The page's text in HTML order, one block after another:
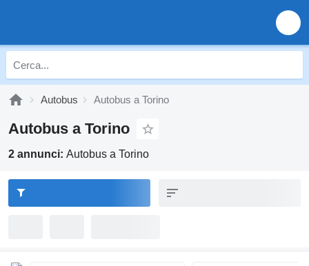
Autobus Autobus a Torino
Autobus a Torino
2 annunci: Autobus a Torino